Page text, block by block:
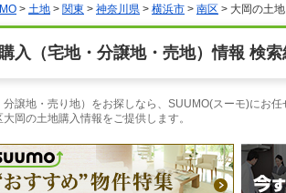
> 土地 > 関東 > 神奈川県 > 横浜市 > 南区 > 大岡の土地
入（宅地・分譲地・売地）情報 検索
譲地・売り地）をお探しなら、SUUMO(スーモ)にお
岡の土地購入情報をご提供します。